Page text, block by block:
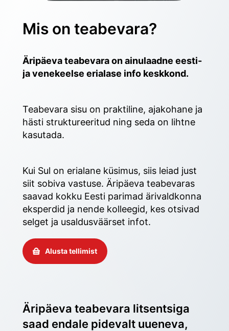
Mis on teabevara?
Äripäeva teabevara on ainulaadne eesti-
ja venekeelse erialase info keskkond.
Teabevara sisu on praktiline, ajakohane ja
hästi struktureeritud ning seda on lihtne
kasutada.
Kui Sul on erialane küsimus, siis leiad just
siit sobiva vastuse. Äripäeva teabevaras
saavad kokku Eesti parimad ärivaldkonna
eksperdid ja nende kolleegid, kes otsivad
selget ja usaldusväärset infot.
Alusta tellimist
Äripäeva teabevara litsentsiga
saad endale pidevalt uueneva,